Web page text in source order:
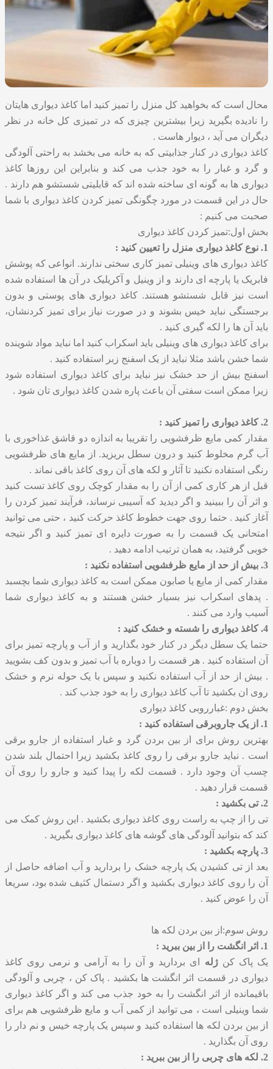
محال است که بخواهید کل منزل را تمیز کنید اما کاغذ دیواری هایتان
را نادیده بگیرید زیرا بیشترین چیزی که در تمیزی کل خانه در نظر
دیگران می آید ، دیوار هاست .
کاغذ دیواری در کنار جذابیتی که به خانه می بخشد به راحتی آلودگی
و گرد و غبار را به خود جذب می کند و بنابراین این روزها کاغذ
دیواری ها به گونه ای ساخته شده اند که قابلیتی شستشو هم دارند .
حال در این قسمت در مورد چگونگی تمیز کردن کاغذ دیواری با شما
صحبت می کنیم :
بخش اول:تمیز کردن کاغذ دیواری
1. نوع کاغذ دیواری منزل را تعیین کنید :
کاغذ دیواری های وینیلی تمیز کاری سختی ندارند. انواعی که پوشش
فابریک یا پارچه ای دارند و از وینیل و آکریلیک در آن ها استفاده شده
است نیز قابل شستشو هستند. کاغذ دیواری های پوستی و بدون
برجستگی نباید خیس بشوند و در صورت نیاز برای تمیز کردنشان،
باید آن ها را لکه گیری کنید .
برای کاغذ دیواری های وینیلی باید اسکراب کنید اما نباید مواد شوینده
شما خشن باشد مثلا نباید از یک اسفنج زبر استفاده کنید .
اسفنج بیش از حد خشک نیز نباید برای کاغذ دیواری استفاده شود
زیرا ممکن است سفتی آن باعث پاره شدن کاغذ دیواری تان شود .
2. کاغذ دیواری را تمیز کنید :
مقدار کمی مایع ظرفشویی را تقریبا به اندازه دو قاشق غذاخوری با
آب گرم مخلوط کنید و درون سطل بریزید. از مایع های ظرفشویی
رنگی استفاده نکنید تا آثار و لکه های آن روی کاغذ باقی نماند .
قبل از هر کاری کمی از آن را به مقدار کوچک روی کاغذ تست کنید
و اثر آن را ببینید و اگر دیدید که آسیبی نرساند، فرآیند تمیز کردن را
آغاز کنید . حتما روی جهت خطوط کاغذ حرکت کنید ، حتی می توانید
امتحانی یک قسمت را به صورت دایره ای تمیز کنید و اگر نتیجه
خوبی گرفتید، به همان ترتیب ادامه دهید .
3. بیش از حد از مایع ظرفشویی استفاده نکنید :
مقدار کمی از مایع یا صابون ممکن است به کاغذ دیواری شما بچسبد
. پدهای اسکراب نیز بسیار خشن هستند و به کاغذ دیواری شما
آسیب وارد می کنند .
4. کاغذ دیواری را شسته و خشک کنید :
حتما یک سطل دیگر در کنار خود بگذارید و از آب و پارچه تمیز برای
آن استفاده کنید . هر قسمت را دوباره با آب تمیز و بدون کف بشویید
. بیش از حد از آب استفاده نکنید و سپس با یک حوله نرم و خشک
روی ان بکشید تا آب کاغذ دیواری را به خود جذب کند .
بخش دوم :غبارروبی کاغذ دیواری
1. از یک جاروبرقی استفاده کنید :
بهترین روش برای از بین بردن گرد و غبار استفاده از جارو برقی
است . نباید جارو برقی را روی کاغذ بکشید زیرا احتمال بلند شدن
چسب آن وجود دارد . قسمت لکه را پیدا کنید و جارو را روی آن
قسمت قرار دهید .
2. تی بکشید :
تی را از چپ به راست روی کاغذ دیواری بکشید . این روش کمک می
کند که بتوانید آلودگی های گوشه های کاغذ دیواری بگیرید .
3. پارچه بکشید :
بعد از تی کشیدن یک پارچه خشک را بردارید و آب اضافه حاصل از
آن را روی کاغذ دیواری بکشید و اگر دستمال کثیف شده بود، سریعا
آن را عوض کنید .
روش سوم:از بین بردن لکه ها
1. اثر انگشت را از بین ببرید :
یک پاک کنژله ای بردارید و آن را به آرامی و نرمی روی کاغذ
دیواری در قسمت اثر انگشت ها بکشید . پاک کن ، چربی و آلودگی
باقیمانده از اثر انگشت را به خود جذب می کند و اگر کاغذ دیواری
شما وینیلی است ، می توانید از کمی آب و مایع ظرفشویی هم برای
از بین بردن لکه ها استفاده کنید و سپس یک پارچه خیس و نم دار را
روی آن بگذارید .
2. لکه های چربی را از بین ببرید :